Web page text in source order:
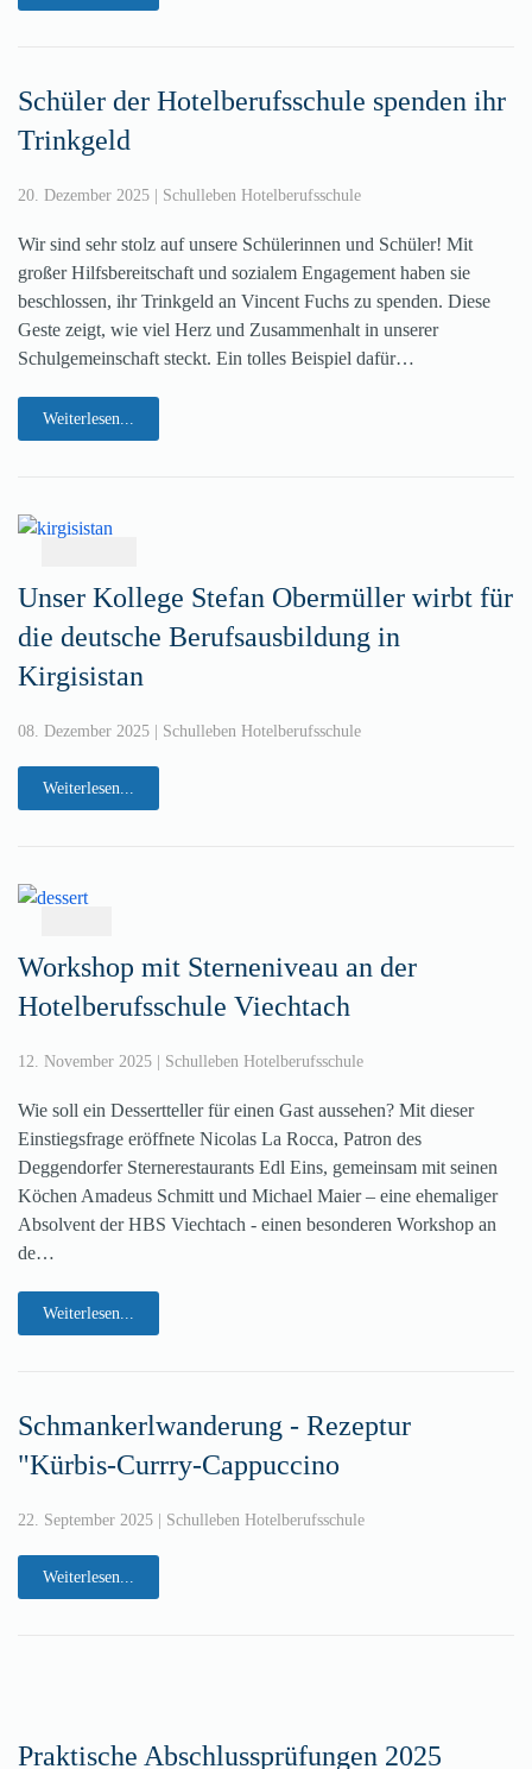
Schüler der Hotelberufsschule spenden ihr
Trinkgeld
20. Dezember 2025 Schulleben Hotelberufsschule
Wir sind sehr stolz auf unsere Schülerinnen und Schüler! Mit
großer Hilfsbereitschaft und sozialem Engagement haben sie
beschlossen, ihr Trinkgeld an Vincent Fuchs zu spenden. Diese
Geste zeigt, wie viel Herz und Zusammenhalt in unserer
Schulgemeinschaft steckt. Ein tolles Beispiel dafür…
Weiterlesen...
Unser Kollege Stefan Obermüller wirbt für
die deutsche Berufsausbildung in
Kirgisistan
08. Dezember 2025 Schulleben Hotelberufsschule
Weiterlesen...
Workshop mit Sterneniveau an der
Hotelberufsschule Viechtach
12. November 2025 Schulleben Hotelberufsschule
Wie soll ein Dessertteller für einen Gast aussehen? Mit dieser
Einstiegsfrage eröffnete Nicolas La Rocca, Patron des
Deggendorfer Sternerestaurants Edl Eins, gemeinsam mit seinen
Köchen Amadeus Schmitt und Michael Maier – eine ehemaliger
Absolvent der HBS Viechtach - einen besonderen Workshop an
de…
Weiterlesen...
Schmankerlwanderung - Rezeptur
"Kürbis-Currry-Cappuccino
22. September 2025 Schulleben Hotelberufsschule
Weiterlesen...
Praktische Abschlussprüfungen 2025